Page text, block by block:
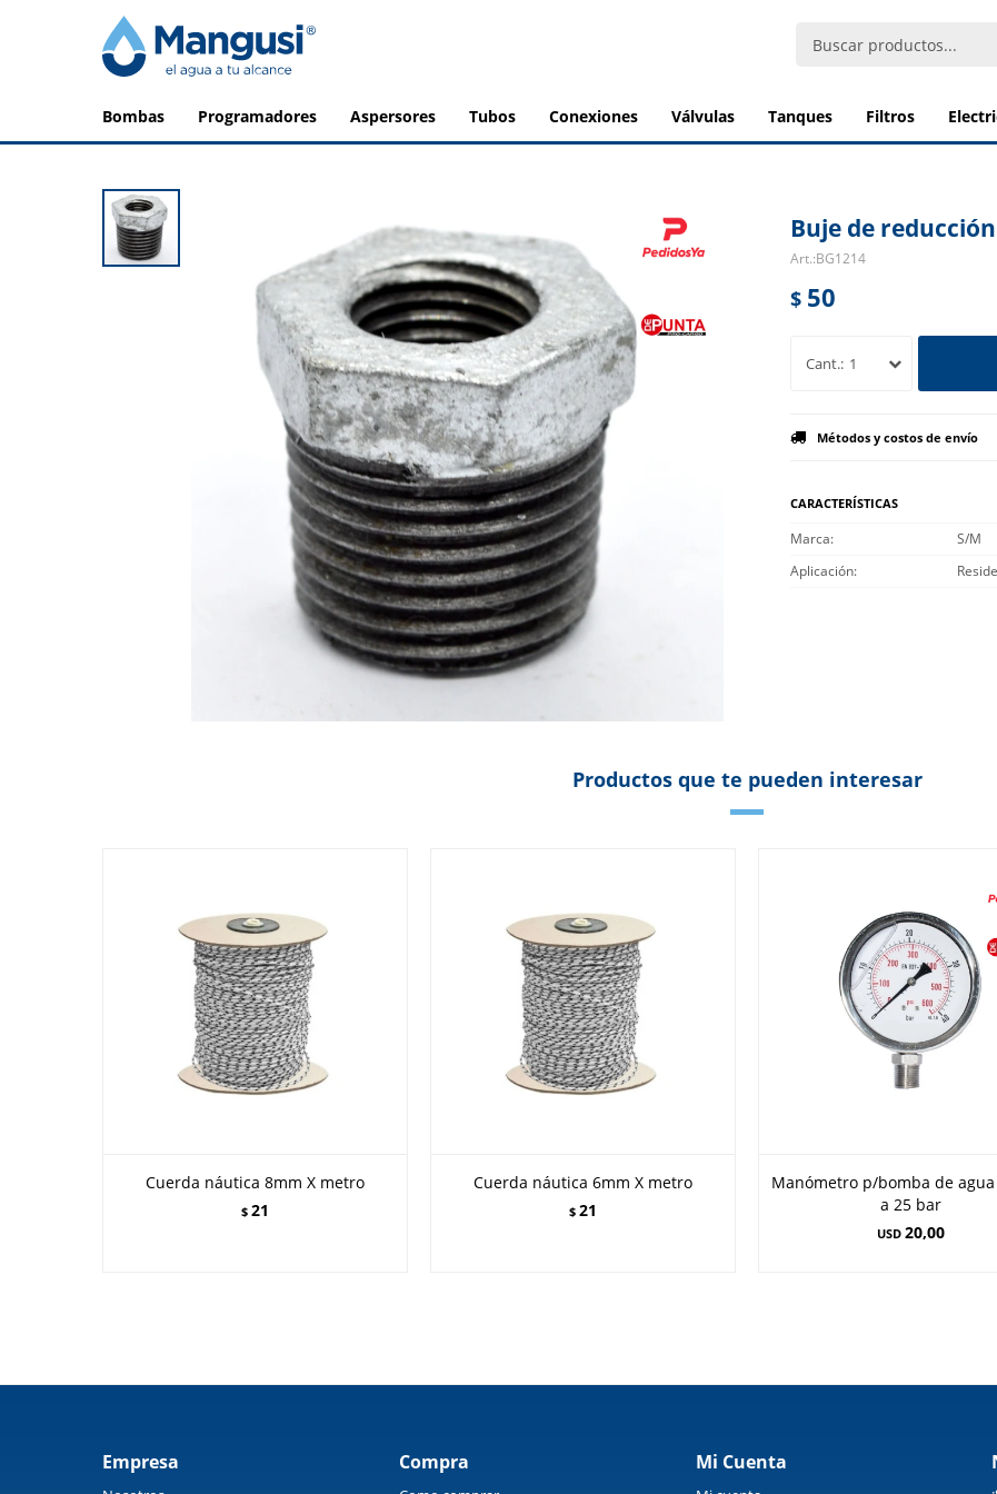
bombas programadores aspersores tubos conexiones válvulas tanques filtros
Buje de
BG1214
$ 50
1
Métodos y costos de envío
CARACTERÍSTICAS
Marca
S/M
Aplicación
Productos que te pueden interesar
Cuerda náutica 8mm X metro
$ 21
Cuerda náutica 6mm X metro
$ 21
Manómetro p/bomba de
a 25 bar
USD 20,00
Empresa Compra Mi Cuenta